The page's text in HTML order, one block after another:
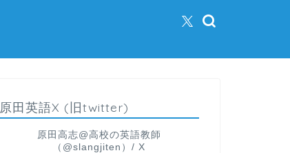
原田英語X (旧twitter)
原田高志@高校の英語教師
（@slangjiten）/ X